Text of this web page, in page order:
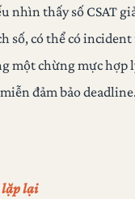
nhìn thấy số CSAT
số, có thể có
một chừng mực hợp
đảm bảo deadline.
lặp lại